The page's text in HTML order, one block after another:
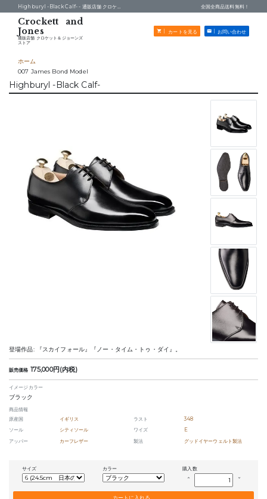
通販店舗 クロケット＆ジョーンズ
ストア
カートを見る お問い合わせ
Highburyl -Black Calf- - 通販店舗 クロケット＆ジョーンズストア 全国全商品送料無料！
ホーム
007 James Bond Model
Highburyl -Black Calf-
登場作品: 『スカイフォール』『ノー・タイム・トゥ・ダイ』。
販売価格 175,000円(内税)
イメージカラー
ブラック
商品情報
原産国
イギリス ラスト
348
ソール
シティソール ワイズ
E
アッパー
カーフレザー 製法 グッドイヤーウェルト製法
サイズ カラー 購入数
keyboard_arrow_up keyboard_arrow_down